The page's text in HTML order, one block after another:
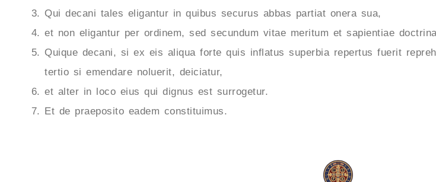
Qui decani tales eligantur in quibus securus abbas partiat onera sua,
et non eligantur per ordinem, sed secundum vitae meritum et sapientiae
Quique decani, si ex eis aliqua forte quis inflatus superbia repertus fuerit
tertio si emendare noluerit, deiciatur,
et alter in loco eius qui dignus est surrogetur.
Et de praeposito eadem constituimus.